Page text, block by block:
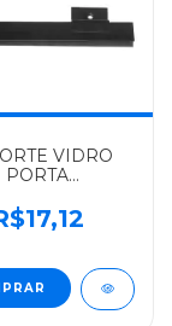
VIDRO
PORTA
-